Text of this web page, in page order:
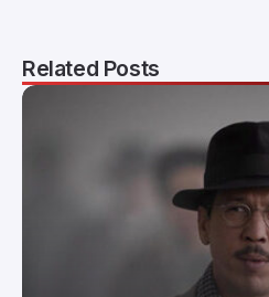
Related Posts